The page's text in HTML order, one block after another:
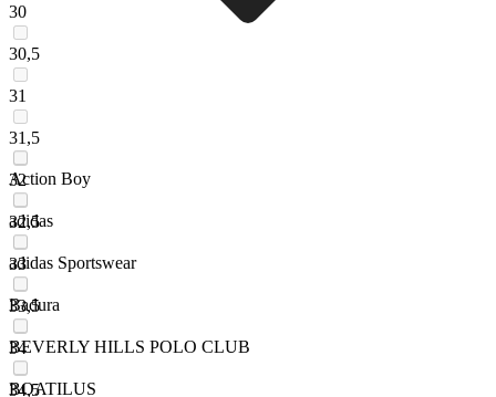
30
30,5
31
31,5
32
32,5
33
33,5
34
34,5
Action Boy
adidas
adidas Sportswear
Badura
BEVERLY HILLS POLO CLUB
BOATILUS